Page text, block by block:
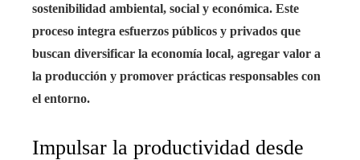
sostenibilidad ambiental, social y económica. Este
proceso integra esfuerzos públicos y privados que
buscan diversificar la economía local, agregar valor a
la producción y promover prácticas responsables con
el entorno.
Impulsar la productividad desde